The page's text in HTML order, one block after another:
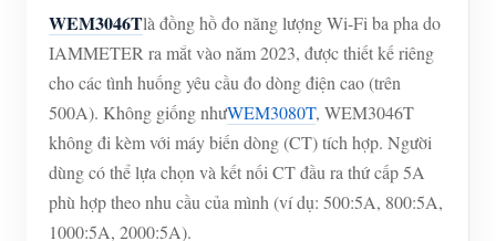
WEM3046Tlà đồng hồ đo năng lượng Wi-Fi ba pha do
IAMMETER ra mắt vào năm 2023, được thiết kế riêng
cho các tình huống yêu cầu đo dòng điện cao (trên
500A). Không giống nhưWEM3080T, WEM3046T
không đi kèm với máy biến dòng (CT) tích hợp. Người
dùng có thể lựa chọn và kết nối CT đầu ra thứ cấp 5A
phù hợp theo nhu cầu của mình (ví dụ: 500:5A, 800:5A,
1000:5A, 2000:5A).